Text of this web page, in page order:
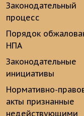
Законодательный
процесс
Порядок
НПА
Законодательные
инициативы
Нормативно-
акты признанные
недействующими